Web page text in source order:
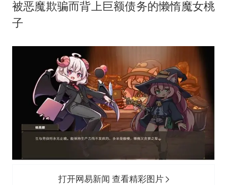
被恶魔欺骗而背上巨额债务的懒惰魔女桃
子
打开网易新闻 查看精彩图片